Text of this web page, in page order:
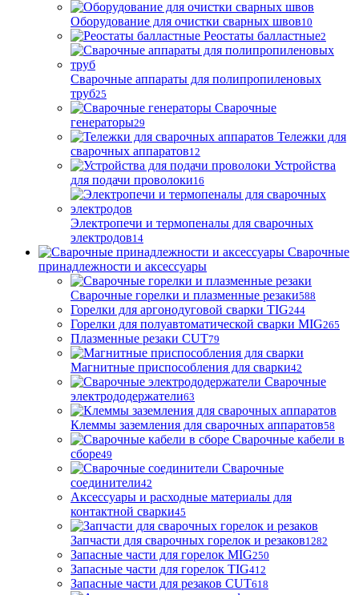
Оборудование для очистки сварных швов10
Реостаты балластные2
Сварочные аппараты для полипропиленовых
труб25
Сварочные
генераторы29
Тележки для
сварочных аппаратов12
Устройства
для подачи проволоки16
Электропечи и термопеналы для сварочных
электродов14
Сварочные
принадлежности и аксессуары
Сварочные горелки и плазменные резаки588
Горелки для аргонодуговой сварки TIG244
Горелки для полуавтоматической сварки MIG265
Плазменные резаки CUT79
Магнитные приспособления для сварки42
Сварочные
электрододержатели63
Клеммы заземления для сварочных аппаратов58
Сварочные кабели в
сборе49
Сварочные
соединители42
Аксессуары и расходные материалы для
контактной сварки45
Запчасти для сварочных горелок и резаков1282
Запасные части для горелок MIG250
Запасные части для горелок TIG412
Запасные части для резаков CUT618